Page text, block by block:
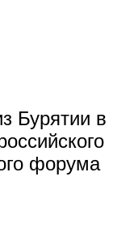
Бурятии в
форума